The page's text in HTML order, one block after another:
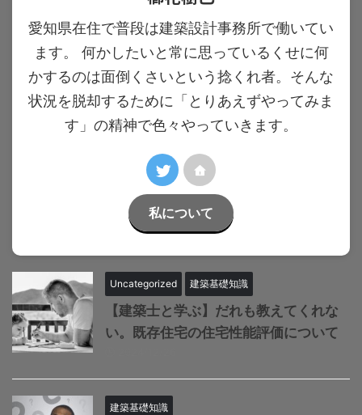
愛知県在住で普段は建築設計事務所で働いてい
ます。 何かしたいと常に思っているくせに何
かするのは面倒くさいという捻くれ者。そんな
状況を脱却するために「とりあえずやってみま
す」の精神で色々やっていきます。
私について
Uncategorized 建築基礎知識
【建築士と学ぶ】だれも教えてくれな
い。既存住宅の住宅性能評価について
建築基礎知識